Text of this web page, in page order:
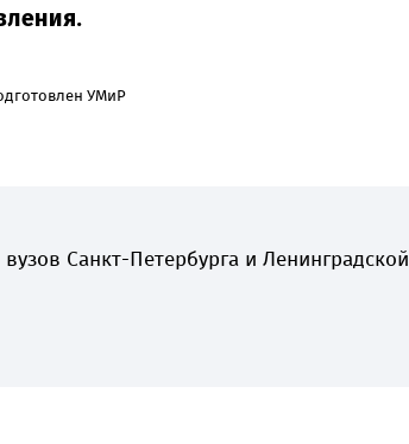
УМиР
Санкт-Петербурга и Ленинградской